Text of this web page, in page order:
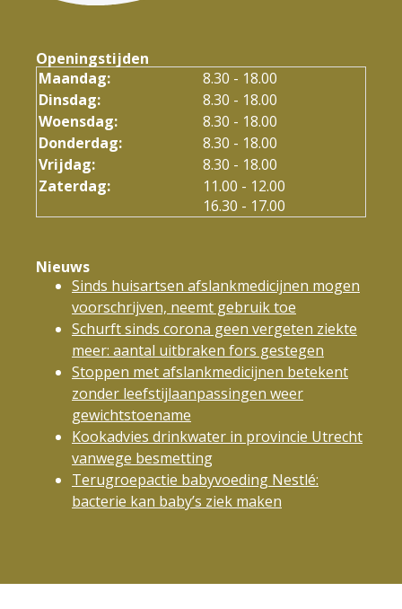
Openingstijden
Maandag:
8.30 - 18.00
Dinsdag:
8.30 - 18.00
Woensdag:
8.30 - 18.00
Donderdag:
8.30 - 18.00
Vrijdag:
8.30 - 18.00
Zaterdag:
11.00 tot
- 12.00
16.30 tot
- 17.00
Nieuws
Sinds huisartsen afslankmedicijnen mogen
voorschrijven, neemt gebruik toe
Schurft sinds corona geen vergeten ziekte
meer: aantal uitbraken fors gestegen
Stoppen met afslankmedicijnen betekent
zonder leefstijlaanpassingen weer
gewichtstoename
Kookadvies drinkwater in provincie Utrecht
vanwege besmetting
Terugroepactie babyvoeding Nestlé:
bacterie kan baby’s ziek maken